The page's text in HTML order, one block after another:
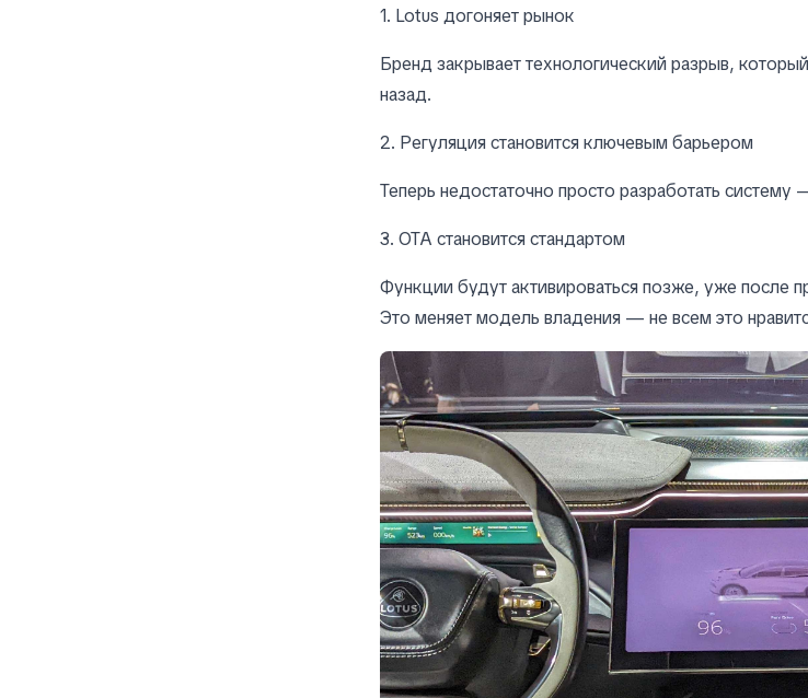
1. Lotus догоняет рынок
Бренд закрывает технологический разрыв,
назад.
2. Регуляция становится ключевым барьером
Теперь недостаточно просто разработать
3. OTA становится стандартом
Функции будут активироваться позже, уже после
Это меняет модель владения — не всем это